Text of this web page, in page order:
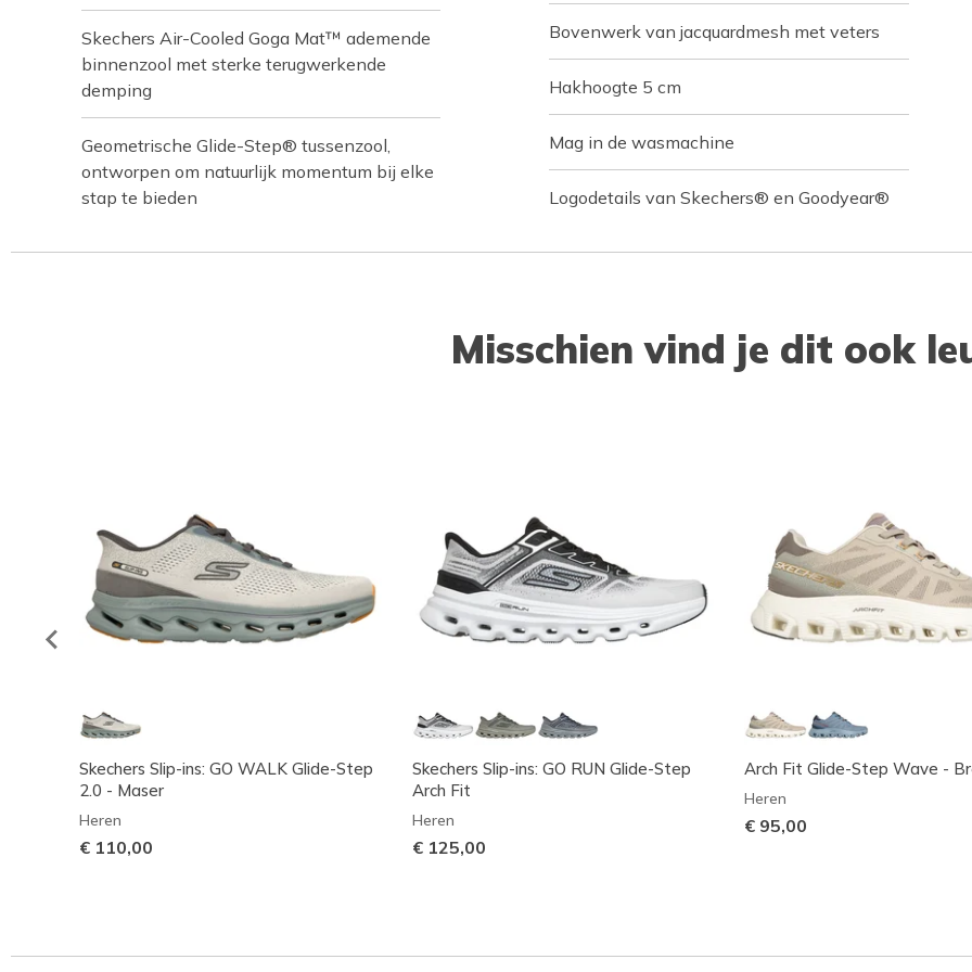
Skechers Air-Cooled Goga Mat™ ademende
binnenzool met sterke terugwerkende
demping
Geometrische Glide-Step® tussenzool,
ontworpen om natuurlijk momentum bij elke
stap te bieden
Bovenwerk van jacquardmesh met veters
Hakhoogte 5 cm
Mag in de wasmachine
Logodetails van Skechers® en Goodyear®
Misschien vind je dit ook
Skechers Slip-ins: GO WALK Glide-Step
2.0 - Maser
Heren
€ 110,00
Skechers Slip-ins: GO RUN Glide-Step
Arch Fit
Heren
€ 125,00
Arch Fit Glide-Step Wave -
Heren
€ 95,00